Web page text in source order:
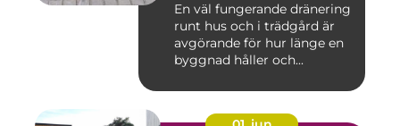
En väl fungerande dränering
runt hus och i trädgård är
avgörande för hur länge en
byggnad håller och...